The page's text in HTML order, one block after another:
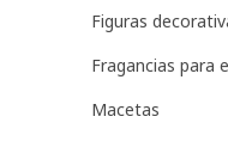
Figuras
Fragancias para
Macetas